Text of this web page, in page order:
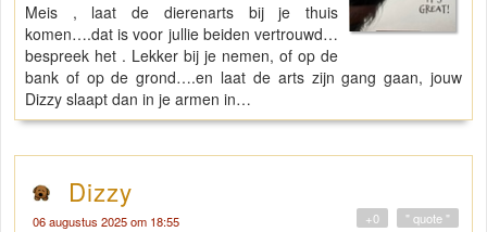
Meis , laat de dierenarts bij je thuis
komen….dat is voor jullie beiden vertrouwd…
bespreek het . Lekker bij je nemen, of op de
bank of op de grond….en laat de arts zijn gang gaan, jouw
Dizzy slaapt dan in je armen in…
Dizzy
06 augustus 2025 om 18:55 " quote "
+0